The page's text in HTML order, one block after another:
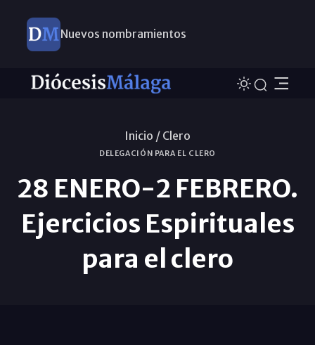
Nuevos nombramientos
Inicio / Clero
DELEGACIÓN PARA EL CLERO
28 ENERO-2 FEBRERO.
Ejercicios Espirituales
para el clero